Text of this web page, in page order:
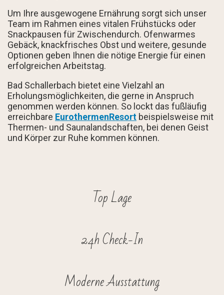
Um Ihre ausgewogene Ernährung sorgt sich unser
Team im Rahmen eines vitalen Frühstücks oder
Snackpausen für Zwischendurch. Ofenwarmes
Gebäck, knackfrisches Obst und weitere, gesunde
Optionen geben Ihnen die nötige Energie für einen
erfolgreichen Arbeitstag.
Bad Schallerbach bietet eine Vielzahl an
Erholungsmöglichkeiten, die gerne in Anspruch
genommen werden können. So lockt das fußläufig
erreichbare EurothermenResort beispielsweise mit
Thermen- und Saunalandschaften, bei denen Geist
und Körper zur Ruhe kommen können.
Top Lage
24h Check-In
Moderne Ausstattung